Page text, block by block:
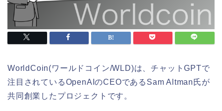
WorldCoin(ワールドコイン/WLD)は、チャットGPTで
注目されているOpenAIのCEOであるSam Altman氏が
共同創業したプロジェクトです。